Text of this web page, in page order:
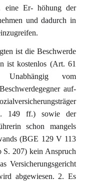
eine Er- höhung der
und dadurch in
ist die Beschwerde
ist kostenlos (Art. 61
vom
auf-
149 ff.) sowie der
schon mangels
(BGE 129 V 113
207) kein Anspruch
Versicherungsgericht
abgewiesen. 2. Es